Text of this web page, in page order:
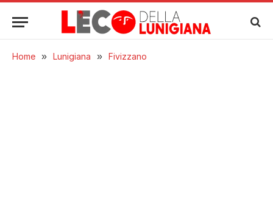
Home » Lunigiana » Fivizzano